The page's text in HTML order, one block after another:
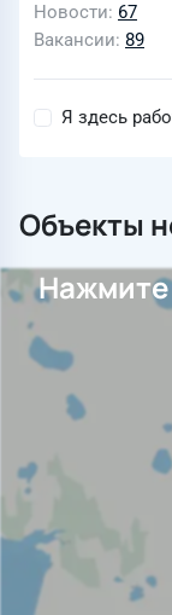
Новости 67
Вакансии 89
Я здесь
Объекты
Нажмите